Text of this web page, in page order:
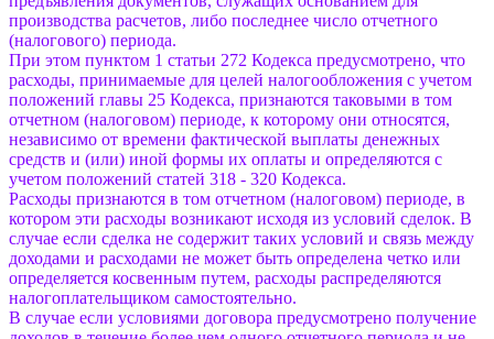
производства расчетов, либо последнее число отчетного
(налогового) периода.
При этом пунктом 1 статьи 272 Кодекса предусмотрено, что
расходы, принимаемые для целей налогообложения с учетом
положений главы 25 Кодекса, признаются таковыми в том
отчетном (налоговом) периоде, к которому они относятся,
независимо от времени фактической выплаты денежных
средств и (или) иной формы их оплаты и определяются с
учетом положений статей 318 - 320 Кодекса.
Расходы признаются в том отчетном (налоговом) периоде, в
котором эти расходы возникают исходя из условий сделок. В
случае если сделка не содержит таких условий и связь между
доходами и расходами не может быть определена четко или
определяется косвенным путем, расходы распределяются
налогоплательщиком самостоятельно.
В случае если условиями договора предусмотрено получение